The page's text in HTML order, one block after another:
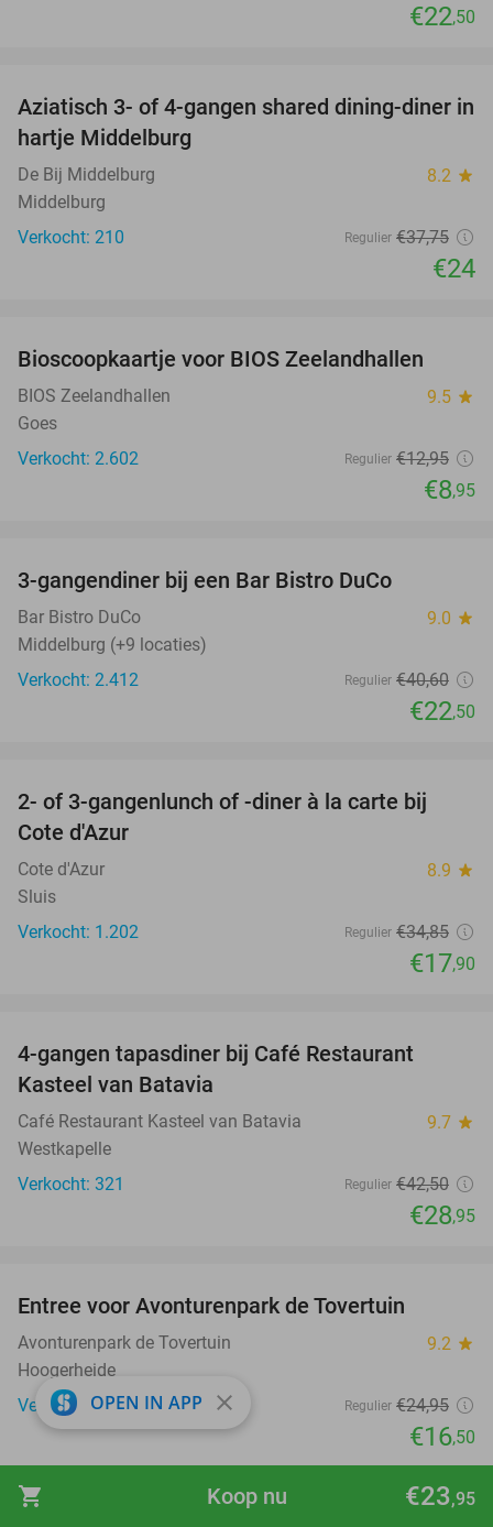
shopping_cart €23,95
Koop nu
€22,50
36%
Aziatisch 3- of 4-gangen shared dining-diner in
hartje Middelburg
De Bij Middelburg 8.2 star
Middelburg
Verkocht: 210
Regulier €37,75
€24
Bioscoopkaartje voor BIOS Zeelandhallen
BIOS Zeelandhallen 9.5 star
Goes
Verkocht: 2.602
Regulier €12,95
€8,95
3-gangendiner bij een Bar Bistro DuCo
Bar Bistro DuCo 9.0 star
Middelburg (+9 locaties)
Verkocht: 2.412
Regulier €40,60
€22,50
49%
2- of 3-gangenlunch of -diner à la carte bij
Cote d'Azur
Cote d'Azur 8.9 star
Sluis
Verkocht: 1.202
Regulier €34,85
€17,90
4-gangen tapasdiner bij Café Restaurant
Kasteel van Batavia
Café Restaurant Kasteel van Batavia 9.7 star
Westkapelle
Verkocht: 321
Regulier €42,50
€28,95
Entree voor Avonturenpark de Tovertuin
Avonturenpark de Tovertuin 9.2 star
Hoogerheide
Verkocht: 8.623
Regulier €24,95
€16,50
OPEN IN APP close